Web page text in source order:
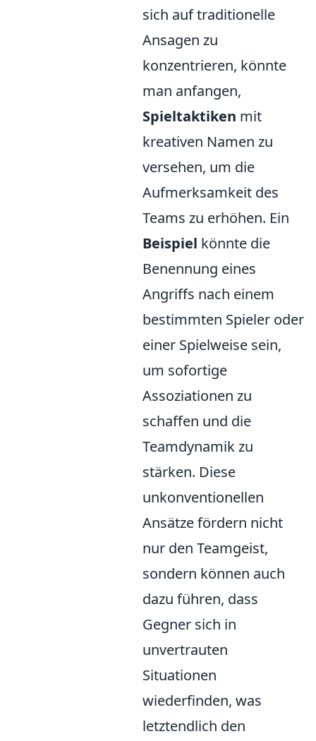
sich auf traditionelle
Ansagen zu
konzentrieren, könnte
man anfangen,
Spieltaktiken mit
kreativen Namen zu
versehen, um die
Aufmerksamkeit des
Teams zu erhöhen. Ein
Beispiel könnte die
Benennung eines
Angriffs nach einem
bestimmten Spieler oder
einer Spielweise sein,
um sofortige
Assoziationen zu
schaffen und die
Teamdynamik zu
stärken. Diese
unkonventionellen
Ansätze fördern nicht
nur den Teamgeist,
sondern können auch
dazu führen, dass
Gegner sich in
unvertrauten
Situationen
wiederfinden, was
letztendlich den